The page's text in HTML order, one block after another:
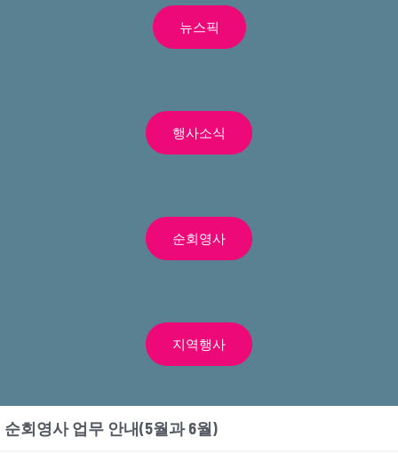
뉴스픽
행사소식
순회영사
지역행사
순회영사 업무 안내(5월과 6월)